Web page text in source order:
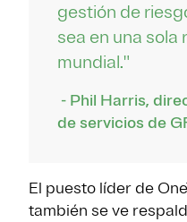
gestión de
sea en una sola
mundial."
- Phil Harris,
de servicios de
El puesto líder de
también se ve